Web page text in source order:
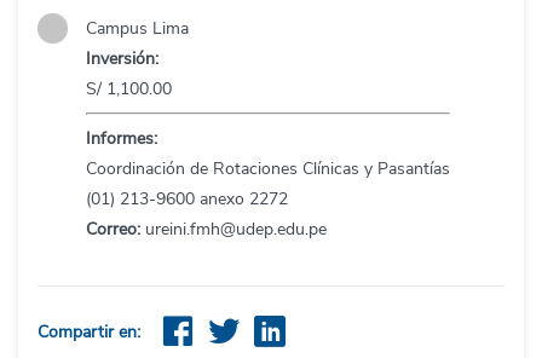
Campus Lima
Inversión:
S/ 1,100.00
Informes:
Coordinación de Rotaciones Clínicas y Pasantías
(01) 213-9600 anexo 2272
Correo: ureini.fmh@udep.edu.pe
Compartir en: